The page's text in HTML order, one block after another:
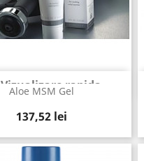
Aloe MSM Gel
Pret
137,52 lei
Vizualizare rapida